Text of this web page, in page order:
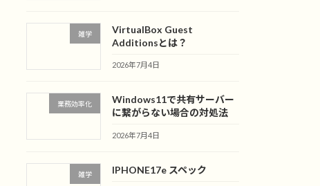
雑学
VirtualBox Guest
Additionsとは？
2026年7月4日
業務効率化
Windows11で共有サーバー
に繋がらない場合の対処法
2026年7月4日
雑学 IPHONE17e スペック